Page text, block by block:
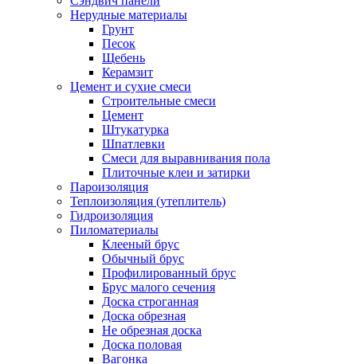
Нерудные материалы
Грунт
Песок
Щебень
Керамзит
Цемент и сухие смеси
Строительные смеси
Цемент
Штукатурка
Шпатлевки
Смеси для выравнивания пола
Плиточные клеи и затирки
Пароизоляция
Теплоизоляция (утеплитель)
Гидроизоляция
Пиломатериалы
Клееный брус
Обычный брус
Профилированный брус
Брус малого сечения
Доска строганная
Доска обрезная
Не обрезная доска
Доска половая
Вагонка